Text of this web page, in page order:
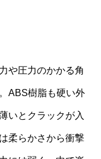
や圧力のかかる角
ABS樹脂も硬い外
いとクラックが入
柔らかさから衝撃